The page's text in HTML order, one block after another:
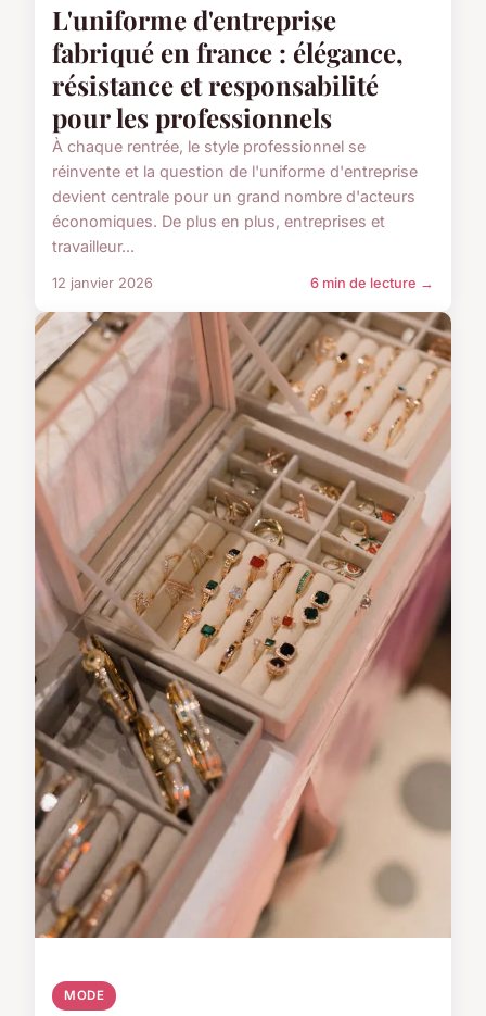
L'uniforme d'entreprise
fabriqué en france : élégance,
résistance et responsabilité
pour les professionnels
À chaque rentrée, le style professionnel se
réinvente et la question de l'uniforme d'entreprise
devient centrale pour un grand nombre d'acteurs
économiques. De plus en plus, entreprises et
travailleur...
12 janvier 2026 6 min de lecture →
MODE